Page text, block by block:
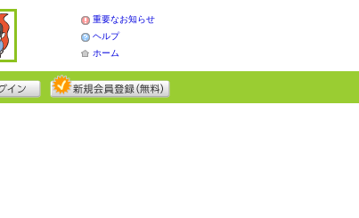
重要なお知らせ
ヘルプ
ホーム